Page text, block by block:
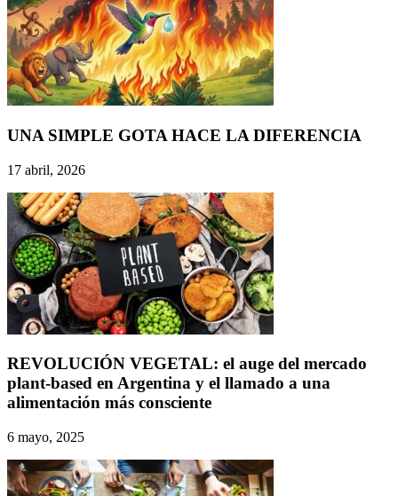
UNA SIMPLE GOTA HACE LA DIFERENCIA
17 abril, 2026
REVOLUCIÓN VEGETAL: el auge del mercado
plant-based en Argentina y el llamado a una
alimentación más consciente
6 mayo, 2025